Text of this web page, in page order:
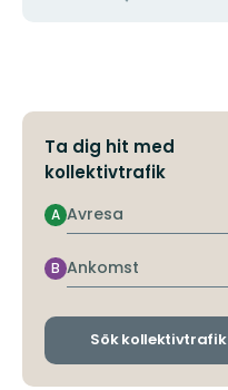
Ta dig hit med
kollektivtrafik
Avresa
A
Ankomst
B
Sök kollektivtrafik